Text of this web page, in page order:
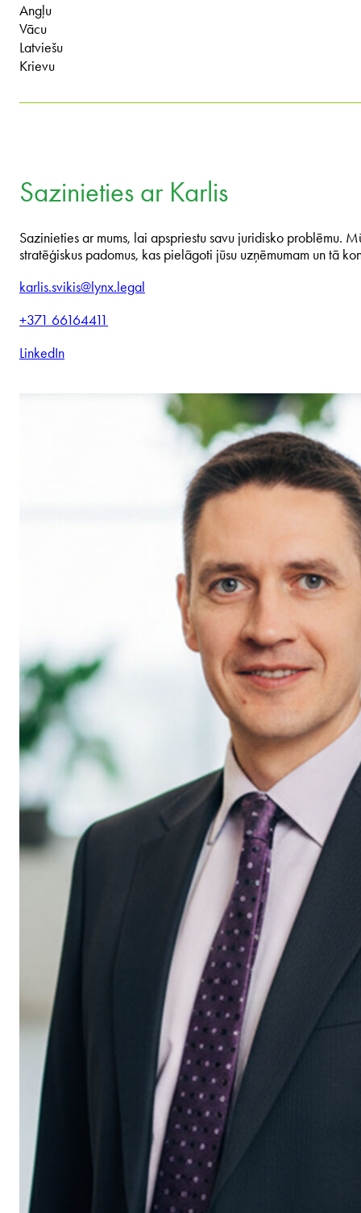
Angļu
Vācu
Latviešu
Krievu
Sazinieties ar Karlis
Sazinieties ar mums, lai apspriestu savu juridisko problēmu.
stratēģiskus padomus, kas pielāgoti jūsu uzņēmumam un tā
karlis.svikis@lynx.legal
+371 66164411
LinkedIn